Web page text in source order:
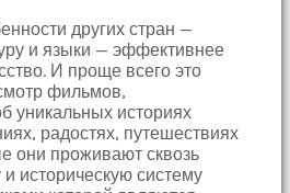
других стран —
и языки — эффективнее
И проще всего это
фильмов,
уникальных историях
радостях, путешествиях
они проживают сквозь
и историческую систему